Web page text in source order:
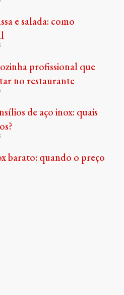
e salada: como
profissional que
no restaurante
de aço inox: quais
barato: quando o preço